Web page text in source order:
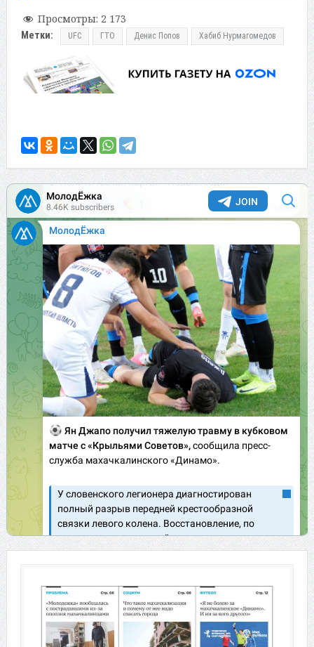
Просмотры: 2 173
Метки: UFC ГТО Денис Попов Хабиб Нурмагомедов